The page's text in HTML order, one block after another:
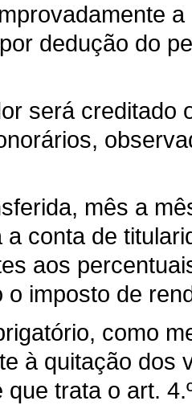
dedução do
será creditado
mês a
a conta de
aos
o imposto de
como
à quitação dos
trata o art.